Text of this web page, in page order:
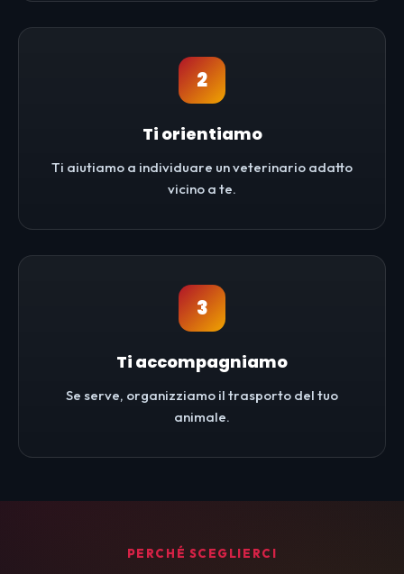
2
Ti orientiamo
Ti aiutiamo a individuare un veterinario adatto
vicino a te.
3
Ti accompagniamo
Se serve, organizziamo il trasporto del tuo
animale.
PERCHÉ SCEGLIERCI